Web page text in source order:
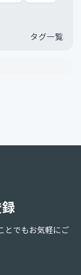
タグ一覧
とでもお気軽にご